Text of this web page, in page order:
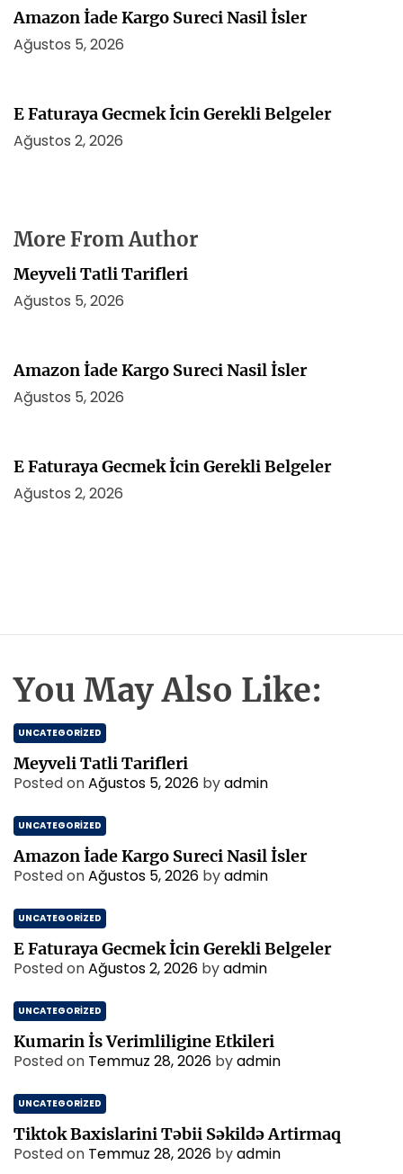
Amazon İade Kargo Sureci Nasil İsler
Ağustos 5, 2026
E Faturaya Gecmek İcin Gerekli Belgeler
Ağustos 2, 2026
More From Author
Meyveli Tatli Tarifleri
Ağustos 5, 2026
Amazon İade Kargo Sureci Nasil İsler
Ağustos 5, 2026
E Faturaya Gecmek İcin Gerekli Belgeler
Ağustos 2, 2026
You May Also Like:
UNCATEGORIZED
Meyveli Tatli Tarifleri
Posted onAğustos 5, 2026 byadmin
UNCATEGORIZED
Amazon İade Kargo Sureci Nasil İsler
Posted onAğustos 5, 2026 byadmin
UNCATEGORIZED
E Faturaya Gecmek İcin Gerekli Belgeler
Posted onAğustos 2, 2026 byadmin
UNCATEGORIZED
Kumarin İs Verimliligine Etkileri
Posted on Temmuz 28, 2026 byadmin
UNCATEGORIZED
Tiktok Baxislarini Təbii Səkildə Artirmaq
Posted on Temmuz 28, 2026 byadmin